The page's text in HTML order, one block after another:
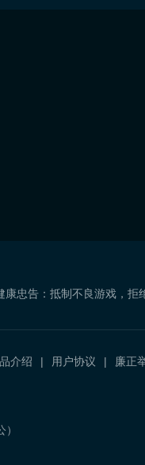
康忠告：抵制不良游戏，拒
介绍 用户协议 廉正